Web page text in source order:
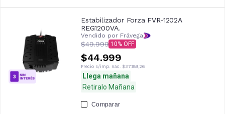
Estabilizador Forza FVR-1202A
REG1200VA.
Vendido por Frávega
$49.999 10
$44.999
Precio s/imp. nac. $37.189,26
Llega mañana
Retiralo Mañana
Comparar